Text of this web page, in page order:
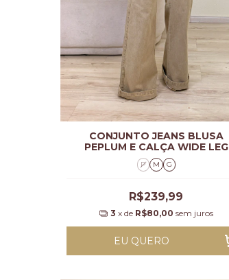
CONJUNTO JEANS BLUSA
PEPLUM E CALÇA WIDE LEG
MILENA
P M G
R$239,99
3 x de R$80,00 sem juros
EU QUERO